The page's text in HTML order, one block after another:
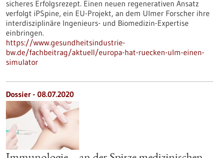
sicheres Erfolgsrezept. Einen neuen regenerativen Ansatz
verfolgt iPSpine, ein EU-Projekt, an dem Ulmer Forscher ihre
interdisziplinäre Ingenieurs- und Biomedizin-Expertise
einbringen.
https://www.gesundheitsindustrie-
bw.de/fachbeitrag/aktuell/europa-hat-ruecken-ulm-einen-
simulator
Dossier - 08.07.2020